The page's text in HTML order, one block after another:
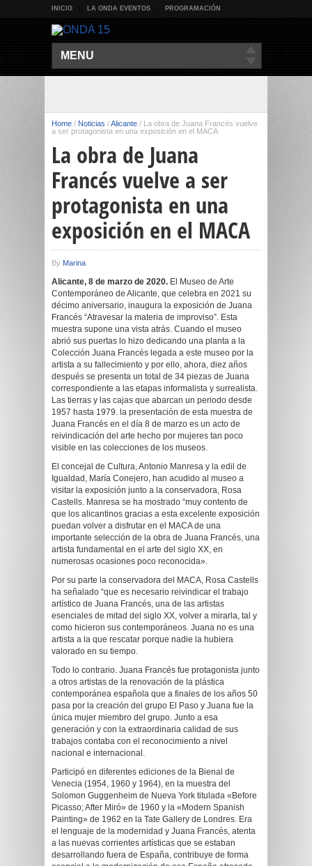
INICIO LA ONDA EVENTOS PROGRAMACIÓN
MENU
Home / Noticias /Alicante / La obra de Juana Francés vuelve
a ser protagonista en una exposición en el MACA
La obra de Juana
Francés vuelve a ser
protagonista en una
exposición en el MACA
By Marina
Alicante, 8 de marzo de 2020. El Museo de Arte
Contemporáneo de Alicante, que celebra en 2021 su
décimo aniversario, inaugura la exposición de Juana
Francés “Atravesar la materia de improviso”. Esta
muestra supone una vista atrás. Cuando el museo
abrió sus puertas lo hizo dedicando una planta a la
Colección Juana Francés legada a este museo por la
artista a su fallecimiento y por ello, ahora, diez años
después se presenta un total de 34 piezas de Juana
correspondiente a las etapas informalista y surrealista.
Las tierras y las cajas que abarcan un periodo desde
1957 hasta 1979. la presentación de esta muestra de
Juana Francés en el día 8 de marzo es un acto de
reivindicación del arte hecho por mujeres tan poco
visible en las colecciones de los museos.
El concejal de Cultura, Antonio Manresa y la edil de
Igualdad, María Conejero, han acudido al museo a
visitar la exposición junto a la conservadora, Rosa
Castells. Manresa se ha mostrado “muy contento de
que los alicantinos gracias a esta excelente exposición
puedan volver a disfrutar en el MACA de una
importante selección de la obra de Juana Francés, una
artista fundamental en el arte del siglo XX, en
numerosas ocasiones poco reconocida».
Por su parte la conservadora del MACA, Rosa Castells
ha señalado “que es necesario reivindicar el trabajo
artístico de Juana Francés, una de las artistas
esenciales de mitad del siglo XX, volver a mirarla, tal y
como hicieron sus contemporáneos. Juana no es una
artista a la que rescatar porque nadie la hubiera
valorado en su tiempo.
Todo lo contrario. Juana Francés fue protagonista junto
a otros artistas de la renovación de la plástica
contemporánea española que a finales de los años 50
pasa por la creación del grupo El Paso y Juana fue la
única mujer miembro del grupo. Junto a esa
generación y con la extraordinaria calidad de sus
trabajos contaba con el reconocimiento a nivel
nacional e internacional.
Participó en diferentes ediciones de la Bienal de
Venecia (1954, 1960 y 1964), en la muestra del
Solomon Guggenheim de Nueva York titulada «Before
Picasso; After Miró» de 1960 y la «Modern Spanish
Painting» de 1962 en la Tate Gallery de Londres. Era
el lenguaje de la modernidad y Juana Francés, atenta
a las nuevas corrientes artísticas que se estaban
desarrollando fuera de España, contribuye de forma